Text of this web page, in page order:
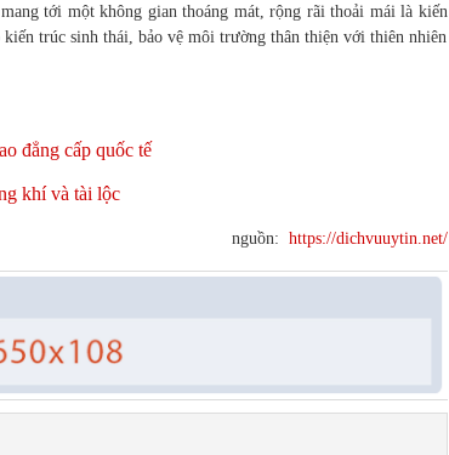
tới một không gian thoáng mát, rộng rãi thoải mái là kiến
trúc sinh thái, bảo vệ môi trường thân thiện với thiên nhiên
đẳng cấp quốc tế
khí và tài lộc
nguồn: https://dichvuuytin.net/